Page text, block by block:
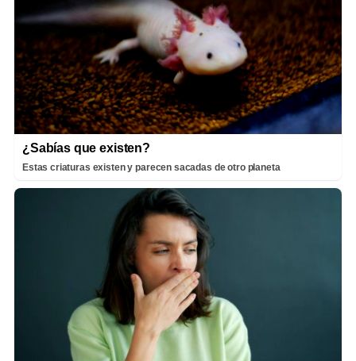
¿Sabías que existen?
Estas criaturas existen y parecen sacadas de otro planeta